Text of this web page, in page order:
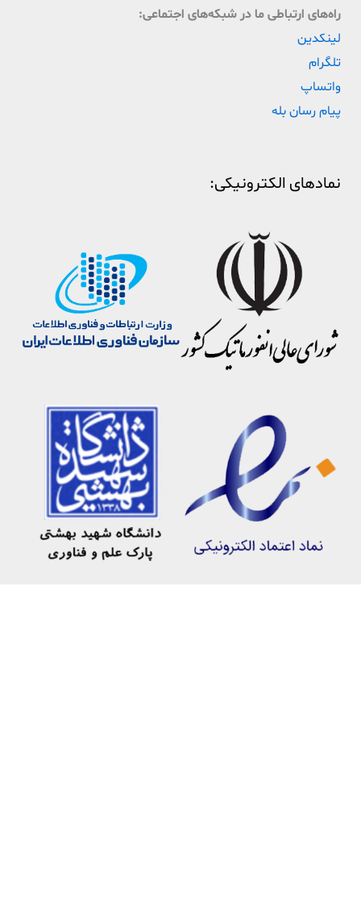
راه‌‌های ارتباطی ما در شبکه‌های اجتماعی:
لینکدین
تلگرام
واتساپ
پیام رسان بله
نمادهای الکترونیکی: